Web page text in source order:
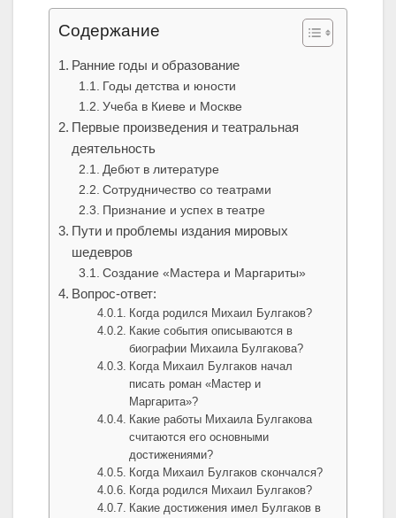
Содержание
Ранние годы и образование
Годы детства и юности
Учеба в Киеве и Москве
Первые произведения и театральная
деятельность
Дебют в литературе
Сотрудничество со театрами
Признание и успех в театре
Пути и проблемы издания мировых
шедевров
Создание «Мастера и Маргариты»
Вопрос-ответ:
Когда родился Михаил Булгаков?
Какие события описываются в
биографии Михаила Булгакова?
Когда Михаил Булгаков начал
писать роман «Мастер и
Маргарита»?
Какие работы Михаила Булгакова
считаются его основными
достижениями?
Когда Михаил Булгаков скончался?
Когда родился Михаил Булгаков?
Какие достижения имел Булгаков в